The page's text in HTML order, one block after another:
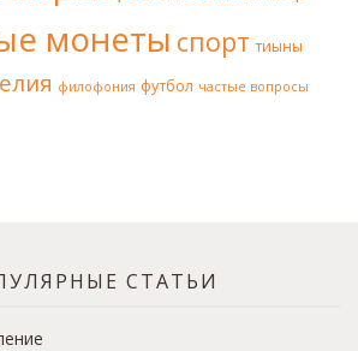
монеты спорт тиыны
филофония футбол частые вопросы
СТАТЬИ